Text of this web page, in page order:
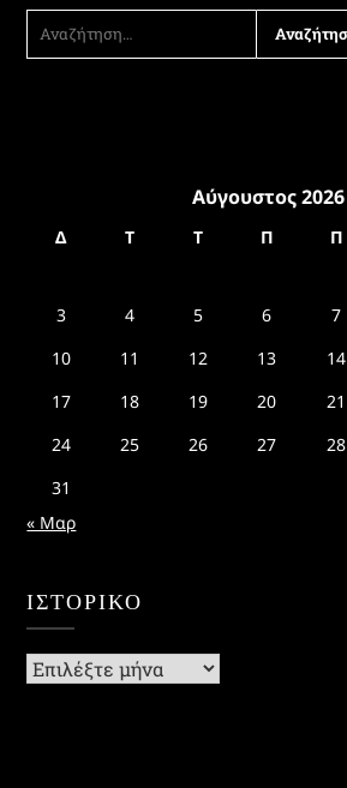
ΑΝΑΖΉΤΗΣΗ
ΓΙΑ:
Αύγουστος 2026
Δ Τ Τ Π Π
3
4 5 6 7
10
11 12 13 14
17
18 19 20 21
24
25 26 27 28
31
« Μαρ
ΙΣΤΟΡΙΚΌ
Ιστορικό